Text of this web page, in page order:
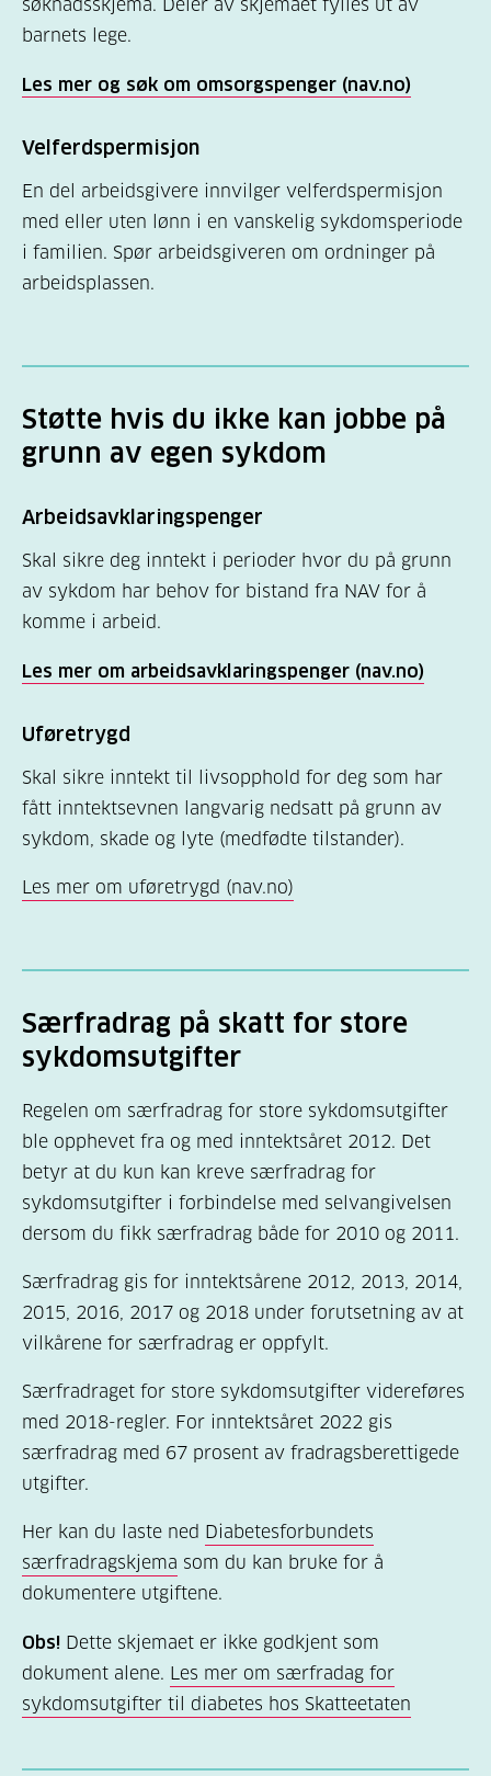
søknadsskjema. Deler av skjemaet fylles ut av
barnets lege.
Les mer og søk om omsorgspenger (nav.no)
Velferdspermisjon
En del arbeidsgivere innvilger velferdspermisjon
med eller uten lønn i en vanskelig sykdomsperiode
i familien. Spør arbeidsgiveren om ordninger på
arbeidsplassen.
Støtte hvis du ikke kan jobbe på
grunn av egen sykdom
Arbeidsavklaringspenger
Skal sikre deg inntekt i perioder hvor du på grunn
av sykdom har behov for bistand fra NAV for å
komme i arbeid.
Les mer om arbeidsavklaringspenger (nav.no)
Uføretrygd
Skal sikre inntekt til livsopphold for deg som har
fått inntektsevnen langvarig nedsatt på grunn av
sykdom, skade og lyte (medfødte tilstander).
Les mer om uføretrygd (nav.no)
Særfradrag på skatt for store
sykdomsutgifter
Regelen om særfradrag for store sykdomsutgifter
ble opphevet fra og med inntektsåret 2012. Det
betyr at du kun kan kreve særfradrag for
sykdomsutgifter i forbindelse med selvangivelsen
dersom du fikk særfradrag både for 2010 og 2011.
Særfradrag gis for inntektsårene 2012, 2013, 2014,
2015, 2016, 2017 og 2018 under forutsetning av at
vilkårene for særfradrag er oppfylt.
Særfradraget for store sykdomsutgifter videreføres
med 2018-regler. For inntektsåret 2022 gis
særfradrag med 67 prosent av fradragsberettigede
utgifter.
Her kan du laste ned Diabetesforbundets
særfradragskjema som du kan bruke for å
dokumentere utgiftene.
Obs! Dette skjemaet er ikke godkjent som
dokument alene. Les mer om særfradag for
sykdomsutgifter til diabetes hos Skatteetaten